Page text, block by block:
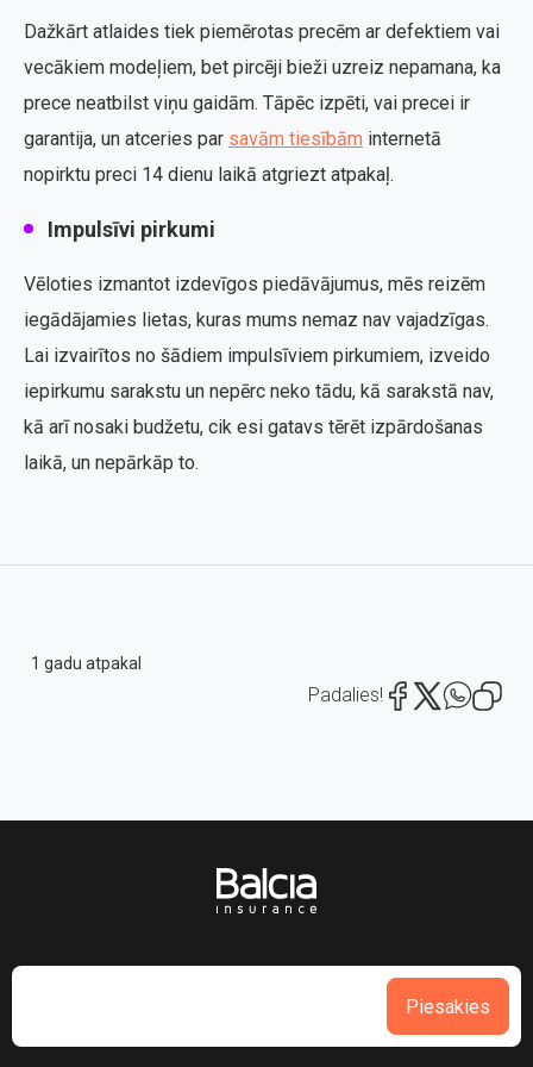
Dažkārt atlaides tiek piemērotas precēm ar defektiem vai
vecākiem modeļiem, bet pircēji bieži uzreiz nepamana, ka
prece neatbilst viņu gaidām. Tāpēc izpēti, vai precei ir
garantija, un atceries par savām tiesībām internetā
nopirktu preci 14 dienu laikā atgriezt atpakaļ.
Impulsīvi pirkumi
Vēloties izmantot izdevīgos piedāvājumus, mēs reizēm
iegādājamies lietas, kuras mums nemaz nav vajadzīgas.
Lai izvairītos no šādiem impulsīviem pirkumiem, izveido
iepirkumu sarakstu un nepērc neko tādu, kā sarakstā nav,
kā arī nosaki budžetu, cik esi gatavs tērēt izpārdošanas
laikā, un nepārkāp to.
1 gadu atpakal
Padalies!
Piesakies